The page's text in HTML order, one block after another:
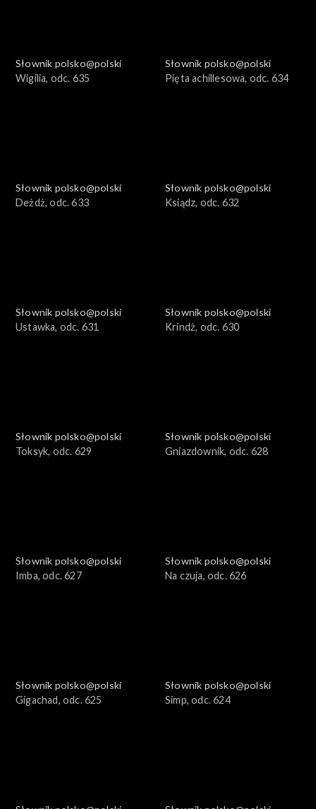
Słownik polsko@polski
Wigilia, odc. 635
Słownik polsko@polski
Pięta achillesowa, odc. 634
Słownik polsko@polski
Deżdż, odc. 633
Słownik polsko@polski
Ksiądz, odc. 632
Słownik polsko@polski
Ustawka, odc. 631
Słownik polsko@polski
Krindż, odc. 630
Słownik polsko@polski
Toksyk, odc. 629
Słownik polsko@polski
Gniazdownik, odc. 628
Słownik polsko@polski
Imba, odc. 627
Słownik polsko@polski
Na czuja, odc. 626
Słownik polsko@polski
Gigachad, odc. 625
Słownik polsko@polski
Simp, odc. 624